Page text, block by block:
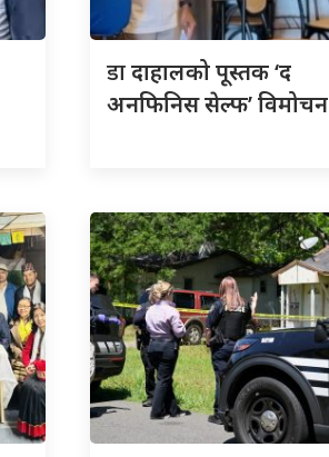
डादाहालको पूस्तक ‘द
अनफिनिस सेल्फ’ विमोचन